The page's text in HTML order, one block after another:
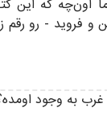
اما اون‌چه که
فروید - رو
به وجود